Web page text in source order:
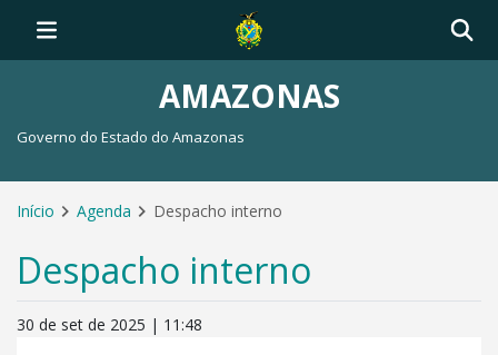
AMAZONAS
Governo do Estado do Amazonas
Início Agenda Despacho interno
Despacho interno
30 de set de 2025 | 11:48